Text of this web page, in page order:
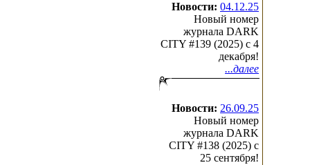
Новости: 04.12.25
Новый номер
журнала DARK
CITY #139 (2025) c 4
декабря!
...далее
Новости: 26.09.25
Новый номер
журнала DARK
CITY #138 (2025) c
25 сентября!